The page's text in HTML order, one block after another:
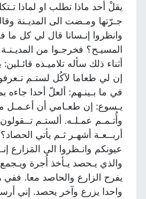
يقلْ أحد ماذا تطلب او لماذا
جـرّتها ومـضت الى المديـنة
وانظروا إنـسانا قال لي كل ما
المسيـح؟ فخرجـوا من المديـنـة
أثناء ذلك سأله تلاميـذه
إن لي طعاما لآكُل لستـم
في ما بـينـهم: ألعلّ أحدا جاءه
يـسوع: إن طعـامي أن أعـمـل
وأُتـمـم عمـلـه. ألستـم تــقولون
أربــعـة أشهـر ثـم يأتي الحصاد؟
عيونكم وانـظروا الى المَزارع
والذي يـحصد يـأخذ أُجرة ويـجمع
يفرح الزارع والحاصد معا. ففي
واحدا يزرع وآخر يحصد. إني